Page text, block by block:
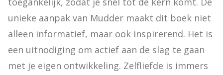
unieke aanpak van Mudder maakt dit boek niet
alleen informatief, maar ook inspirerend. Het is
een uitnodiging om actief aan de slag te gaan
met je eigen ontwikkeling. Zelfliefde is immers